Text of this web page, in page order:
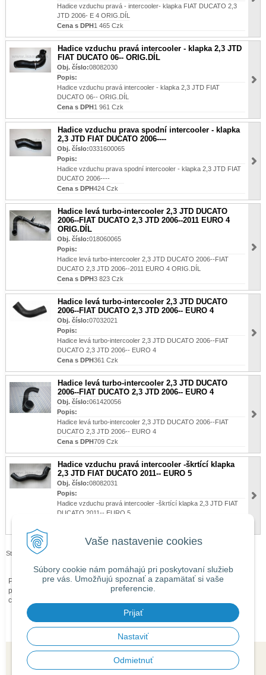
Vaše nastavenie cookies
Súbory cookie nám pomáhajú pri poskytovaní služieb
pre vás. Umožňujú spoznať a zapamätať si vaše
preferencie.
Prijať
Nastaviť
Odmietnuť
Hadice vzduchu pravá - intercooler- klapka FIAT DUCATO 2,3
JTD 2006- E 4 ORIG.DÍL
Cena s DPH1 465 Czk
Hadice vzduchu pravá intercooler - klapka 2,3 JTD
FIAT DUCATO 06-- ORIG.DÍL
Obj. číslo:08082030
Popis:
Hadice vzduchu pravá intercooler - klapka 2,3 JTD FIAT
DUCATO 06-- ORIG.DÍL
Cena s DPH1 961 Czk
Hadice vzduchu prava spodní intercooler - klapka
2,3 JTD FIAT DUCATO 2006----
Obj. číslo:0331600065
Popis:
Hadice vzduchu prava spodní intercooler - klapka 2,3 JTD FIAT
DUCATO 2006----
Cena s DPH424 Czk
Hadice levá turbo-intercooler 2,3 JTD DUCATO
2006--FIAT DUCATO 2,3 JTD 2006--2011 EURO 4
ORIG.DÍL
Obj. číslo:018060065
Popis:
Hadice levá turbo-intercooler 2,3 JTD DUCATO 2006--FIAT
DUCATO 2,3 JTD 2006--2011 EURO 4 ORIG.DÍL
Cena s DPH3 823 Czk
Hadice levá turbo-intercooler 2,3 JTD DUCATO
2006--FIAT DUCATO 2,3 JTD 2006-- EURO 4
Obj. číslo:07032021
Popis:
Hadice levá turbo-intercooler 2,3 JTD DUCATO 2006--FIAT
DUCATO 2,3 JTD 2006-- EURO 4
Cena s DPH361 Czk
Hadice levá turbo-intercooler 2,3 JTD DUCATO
2006--FIAT DUCATO 2,3 JTD 2006-- EURO 4
Obj. číslo:061420056
Popis:
Hadice levá turbo-intercooler 2,3 JTD DUCATO 2006--FIAT
DUCATO 2,3 JTD 2006-- EURO 4
Cena s DPH709 Czk
Hadice vzduchu pravá intercooler -škrtící klapka
2,3 JTD FIAT DUCATO 2011-- EURO 5
Obj. číslo:08082031
Popis:
Hadice vzduchu pravá intercooler -škrtící klapka 2,3 JTD FIAT
DUCATO 2011-- EURO 5
Stránky: 1
Při zaslání zboží mimo území České republiky budou ke každé objednávce
přičteny náklady na dopravu mimo území ČR dle
ceně Vás budeme předem informovat telefonicky nebo e-mailem.
© 2026 isaauto.cz • tvorba eshopu cez UNIobchod
spoločnosti